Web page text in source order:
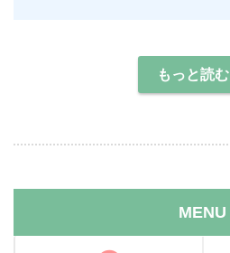
もっと読む
MENU